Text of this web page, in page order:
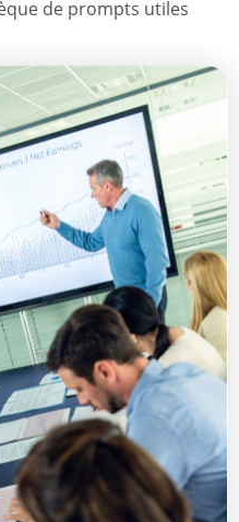
de prompts utiles